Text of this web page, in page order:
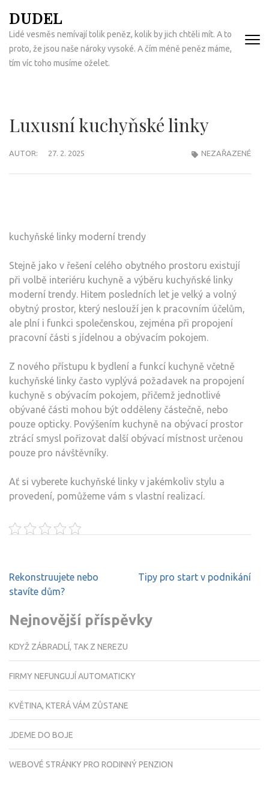
na
obsah
(Enter)
DUDEL
Lidé vesměs nemívají tolik peněz, kolik by jich chtěli mít. A to
proto, že jsou naše nároky vysoké. A čím méně peněz máme,
tím víc toho musíme oželet.
Luxusní kuchyňské linky
AUTOR: 27. 2. 2025 NEZAŘAZENÉ
kuchyňské linky moderní trendy
Stejně jako v řešení celého obytného prostoru existují
při volbě interiéru kuchyně a výběru kuchyňské linky
moderní trendy. Hitem posledních let je velký a volný
obytný prostor, který neslouží jen k pracovním účelům,
ale plní i funkci společenskou, zejména při propojení
pracovní části s jídelnou a obývacím pokojem.
Z nového přístupu k bydlení a funkcí kuchyně včetně
kuchyňské linky často vyplývá požadavek na propojení
kuchyně s obývacím pokojem, přičemž jednotlivé
obývané části mohou být odděleny částečně, nebo
pouze opticky. Povýšením kuchyně na obývací prostor
ztrácí smysl pořizovat další obývací místnost určenou
pouze pro návštěvníky.
Ať si vyberete kuchyňské linky v jakémkoliv stylu a
provedení, pomůžeme vám s vlastní realizací.
Navigace
pro
Rekonstruujete nebo
stavíte dům?
Tipy pro start v podnikání
Nejnovější příspěvky
KDYŽ ZÁBRADLÍ, TAK Z NEREZU
FIRMY NEFUNGUJÍ AUTOMATICKY
KVĚTINA, KTERÁ VÁM ZŮSTANE
JDEME DO BOJE
WEBOVÉ STRÁNKY PRO RODINNÝ PENZION